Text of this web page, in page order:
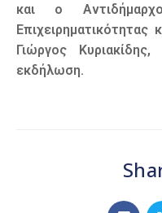
και ο
Γιώργος
εκδήλωση.